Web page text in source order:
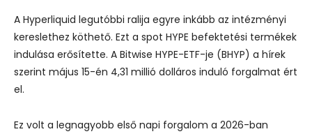
A Hyperliquid legutóbbi ralija egyre inkább az intézményi
kereslethez köthető. Ezt a spot HYPE befektetési termékek
indulása erősítette. A Bitwise HYPE-ETF-je (BHYP) a hírek
szerint május 15-én 4,31 millió dolláros induló forgalmat ért
el.
Ez volt a legnagyobb első napi forgalom a 2026-ban